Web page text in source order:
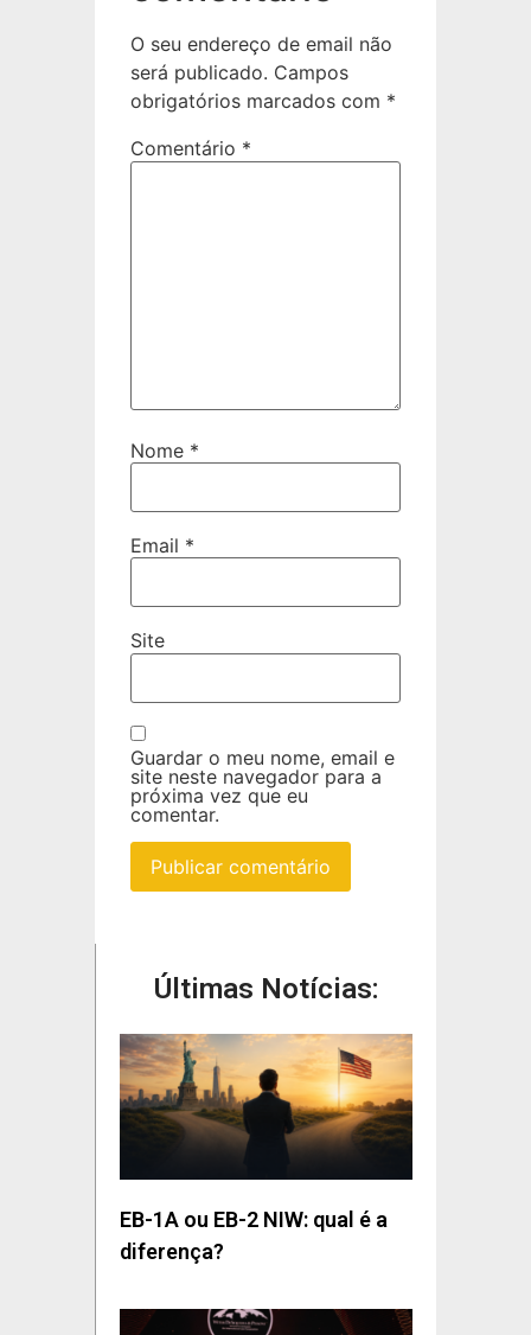
O seu endereço de email não
será publicado. Campos
obrigatórios marcados com *
Comentário *
Nome *
Email *
Site
Guardar o meu nome, email e
site neste navegador para a
próxima vez que eu
comentar.
Últimas Notícias:
EB-1A ou EB-2 NIW: qual é a
diferença?